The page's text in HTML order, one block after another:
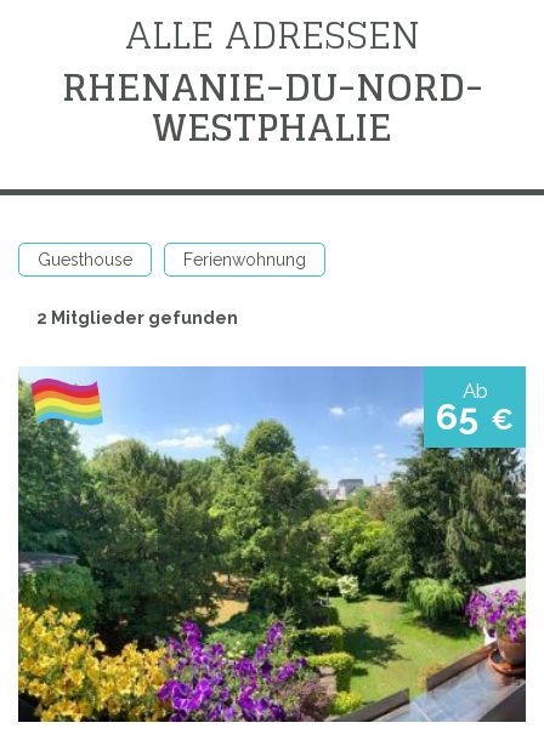
ALLE ADRESSEN
RHENANIE-DU-NORD-
WESTPHALIE
Guesthouse Ferienwohnung
2 Mitglieder gefunden
Ab
65 €